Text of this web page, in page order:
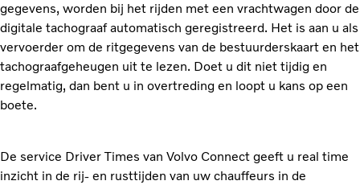
gegevens, worden bij het rijden met een vrachtwagen door de
digitale tachograaf automatisch geregistreerd. Het is aan u als
vervoerder om de ritgegevens van de bestuurderskaart en het
tachograafgeheugen uit te lezen. Doet u dit niet tijdig en
regelmatig, dan bent u in overtreding en loopt u kans op een
boete.
De service Driver Times van Volvo Connect geeft u real time
inzicht in de rij- en rusttijden van uw chauffeurs in de